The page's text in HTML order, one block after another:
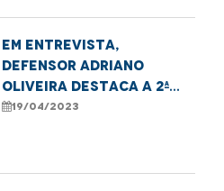
Em entrevista,
defensor Adriano
Oliveira destaca a 2ª
Feira do
Imperatriz
19/04/2023